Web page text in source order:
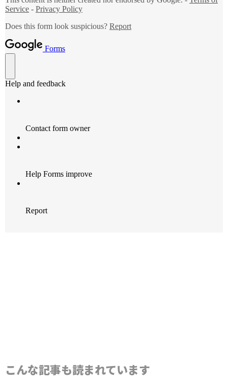
こんな記事も読まれています